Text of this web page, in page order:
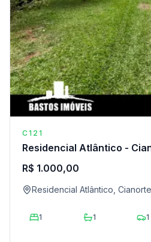
C121
Residencial Atlântico -
R$ 1.000,00
Residencial Atlântico, Cianorte
1 1 1